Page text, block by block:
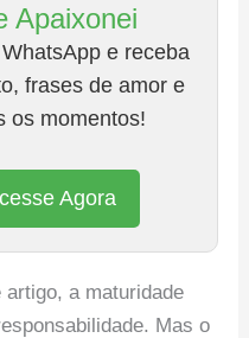
Apaixonei
e receba
frases de amor e
os momentos!
Agora
a maturidade
Mas o